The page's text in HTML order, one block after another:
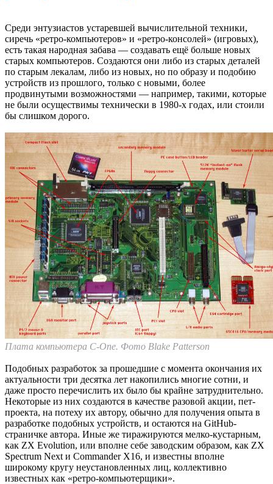
Среди энтузиастов устаревшей вычислительной техники,
сиречь «ретро-компьютеров» и «ретро-консолей» (игровых),
есть такая народная забава — создавать ещё больше новых
старых компьютеров. Создаются они либо из старых деталей
по старым лекалам, либо из новых, но по образу и подобию
устройств из прошлого, только с новыми, более
продвинутыми возможностями — например, такими, которые
не были осуществимы технически в 1980-х годах, или стоили
бы слишком дорого.
Плата компьютера C-One. Фото Blake Patterson
Подобных разработок за прошедшие с момента окончания их
актуальности три десятка лет накопились многие сотни, и
даже просто перечислить их было бы крайне затруднительно.
Некоторые из них создаются в качестве разовой акции, пет-
проекта, на потеху их автору, обычно для получения опыта в
разработке подобных устройств, и остаются на GitHub-
страничке автора. Иные же тиражируются мелко-кустарным,
как ZX Evolution, или вполне себе заводским образом, как ZX
Spectrum Next и Commander X16, и известны вполне
широкому кругу неустановленных лиц, коллективно
известных как «ретро-компьютерщики».